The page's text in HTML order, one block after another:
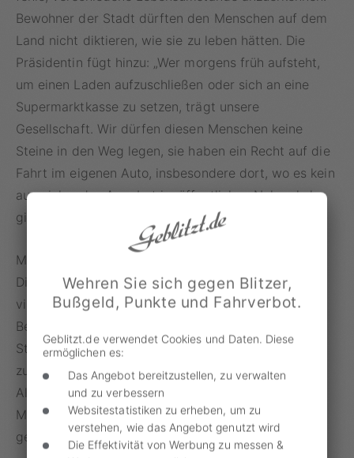
Bewohner der Stadt dürften den Menschen auf dem
Land nicht diktieren, wie sie zu leben hätten. Die
Präsidentin fügt hinzu: „Wer morgens früh aufsteht,
um einen Laden aufzuschließen oder sich an eine
Supermarktkasse zu setzen, trägt unsere
Gesellschaft. Wir dürfen diesen Menschen keine
Steine in den Weg legen, sie haben ein Recht auf die
Fahrt im eigenen Auto, insbesondere dort, wo es kein
ausreichendes Angebot im öffentlichen Nahverkehr
gibt.“
Mobilität dürfe kein „Privileg für Reiche“ werden.
Diese Gefahr bestehe jedoch. So kämen laut Müller
viele Menschen beim Benzinpreis an ihre
Belastungsgrenze. Sie fordert daher
Steuersenkungen. Die hohen Preise bedeuteten
zudem für die Industrie einen Wettbewerbsnachteil.
Allein in der Automobilindustrie seien 800.000
Menschen beschäftigt, diese Jobs dürften nicht
gefährdet werden, so Müller.
Wehren Sie sich gegen Blitzer,
Bußgeld, Punkte und Fahrverbot.
Geblitzt.de verwendet Cookies und Daten. Diese
ermöglichen es:
Das Angebot bereitzustellen, zu verwalten
und zu verbessern
Websitestatistiken zu erheben, um zu
verstehen, wie das Angebot genutzt wird
Die Effektivität von Werbung zu messen &